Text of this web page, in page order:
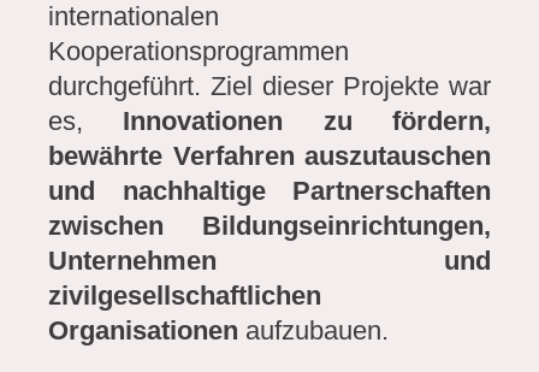
internationalen
Kooperationsprogrammen
durchgeführt. Ziel dieser Projekte war
es, Innovationen zu fördern,
bewährte Verfahren auszutauschen
und nachhaltige Partnerschaften
zwischen Bildungseinrichtungen,
Unternehmen und
zivilgesellschaftlichen
Organisationen aufzubauen.